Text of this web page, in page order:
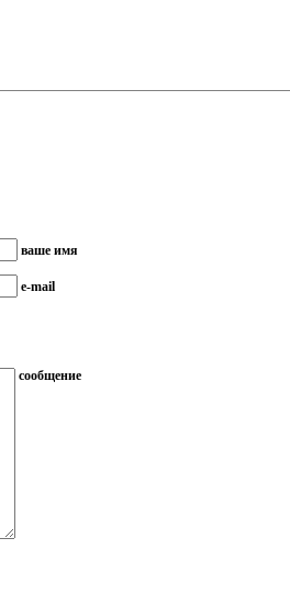
ваше имя
e-mail
сообщение